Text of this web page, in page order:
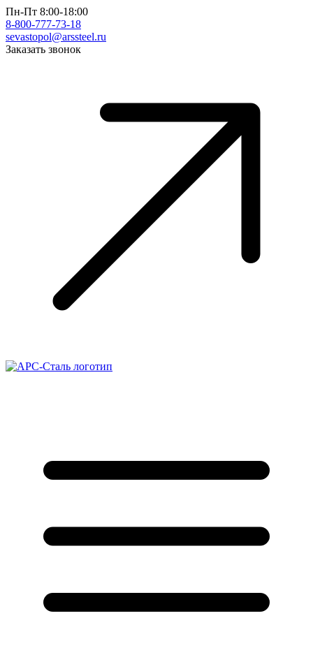
Пн-Пт 8:00-18:00
8-800-777-73-18
sevastopol@arssteel.ru
Заказать звонок